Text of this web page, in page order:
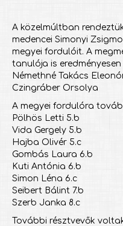
A közelmúltban
medencei Simonyi
megyei fordulóit. A
tanulója is
Némethné Takács
Czingráber Orsolya
A megyei fordulóra
Pölhös Letti 5.b
Vida Gergely 5.b
Hajba Olivér 5.c
Gombás Laura 6.b
Kuti Antónia 6.b
Simon Léna 6.c
Seibert Bálint 7.b
Szerb Janka 8.c
További résztvevők